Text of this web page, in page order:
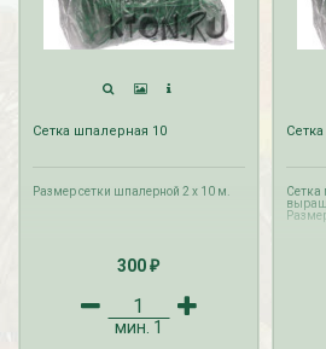
Сетка шпалерная 10
Размер сетки шпалерной 2 х 10 м.
300₽
мин. 1
Сетка